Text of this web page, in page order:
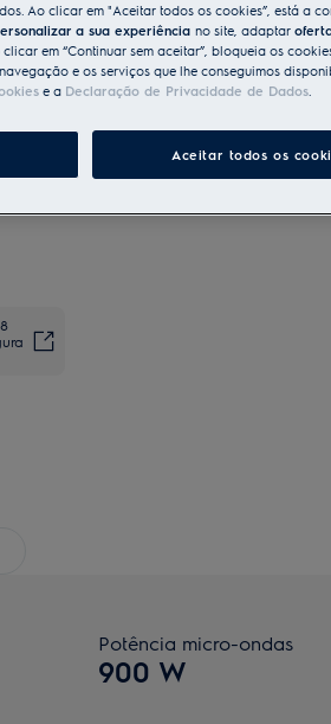
Potência micro-ondas
900 W
Ao clicar em "Aceitar todos os cookies”, está a
a sua experiência no site, adaptar
em “Continuar sem aceitar”, bloqueia os
e os serviços que lhe conseguimos
e a Declaração de Privacidade de Dados.
Aceitar todos os